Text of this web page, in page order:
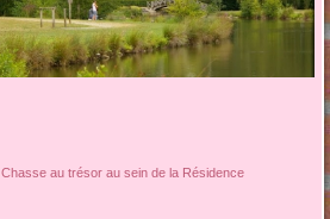
Chasse au trésor au sein de la Résidence